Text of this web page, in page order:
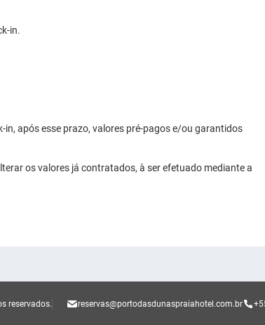
in.
in, após esse prazo, valores pré-pagos e/ou garantidos
os valores já contratados, à ser efetuado mediante a
reservas@portodasdunaspraiahotel.com.br
reservados.